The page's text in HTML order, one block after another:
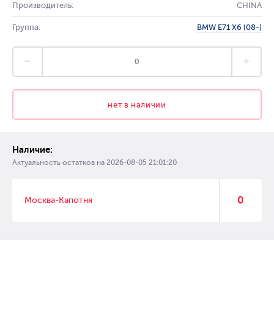
Производитель: CHINA
Группа: BMW E71 X6 (08-)
нет в наличии
Наличие:
Актуальность остатков на 2026-08-05 21:01:20
Москва-Капотня 0